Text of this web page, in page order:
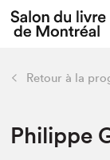
Tout sur
retour
Liens
Retour à la
Philippe